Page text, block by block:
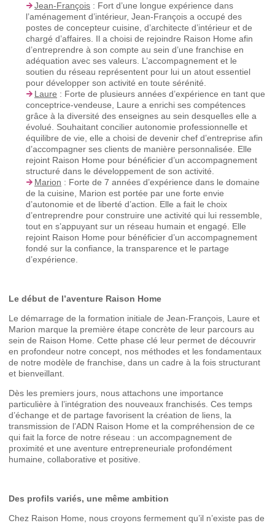
Jean-François : Fort d’une longue expérience dans
l’aménagement d’intérieur, Jean-François a occupé des
postes de concepteur cuisine, d’architecte d’intérieur et de
chargé d’affaires. Il a choisi de rejoindre Raison Home afin
d’entreprendre à son compte au sein d’une franchise en
adéquation avec ses valeurs. L’accompagnement et le
soutien du réseau représentent pour lui un atout essentiel
pour développer son activité en toute sérénité.
Laure : Forte de plusieurs années d’expérience en tant que
conceptrice-vendeuse, Laure a enrichi ses compétences
grâce à la diversité des enseignes au sein desquelles elle a
évolué. Souhaitant concilier autonomie professionnelle et
équilibre de vie, elle a choisi de devenir chef d’entreprise afin
d’accompagner ses clients de manière personnalisée. Elle
rejoint Raison Home pour bénéficier d’un accompagnement
structuré dans le développement de son activité.
Marion : Forte de 7 années d’expérience dans le domaine
de la cuisine, Marion est portée par une forte envie
d’autonomie et de liberté d’action. Elle a fait le choix
d’entreprendre pour construire une activité qui lui ressemble,
tout en s’appuyant sur un réseau humain et engagé. Elle
rejoint Raison Home pour bénéficier d’un accompagnement
fondé sur la confiance, la transparence et le partage
d’expérience.
Le début de l’aventure Raison Home
Le démarrage de la formation initiale de Jean-François, Laure et
Marion marque la première étape concrète de leur parcours au
sein de Raison Home. Cette phase clé leur permet de découvrir
en profondeur notre concept, nos méthodes et les fondamentaux
de notre modèle de franchise, dans un cadre à la fois structurant
et bienveillant.
Dès les premiers jours, nous attachons une importance
particulière à l’intégration des nouveaux franchisés. Ces temps
d’échange et de partage favorisent la création de liens, la
transmission de l’ADN Raison Home et la compréhension de ce
qui fait la force de notre réseau : un accompagnement de
proximité et une aventure entrepreneuriale profondément
humaine, collaborative et positive.
Des profils variés, une même ambition
Chez Raison Home, nous croyons fermement qu’il n’existe pas de